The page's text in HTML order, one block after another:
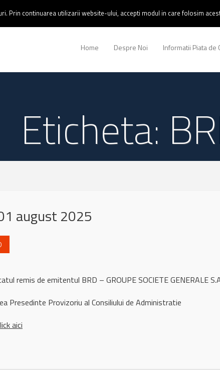
Home Despre Noi Informatii Piata de
Eticheta:
august 2025
remis de emitentul BRD – GROUPE SOCIETE GENERALE
Presedinte Provizoriu al Consiliului de Administratie
aici
Prin continuarea utilizarii website-ului, accepti modul in care folosim